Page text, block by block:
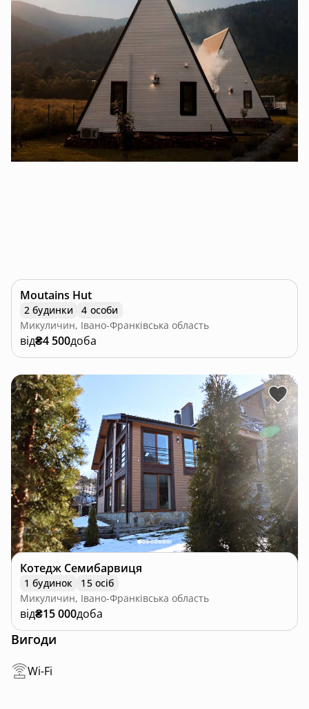
Moutains Hut
2 будинки
4 особи
Микуличин, Івано-Франківська область
від₴4 500доба
Котедж Семибарвиця
1 будинок
15 осіб
Микуличин, Івано-Франківська область
від₴15 000доба
Вигоди
Wi-Fi